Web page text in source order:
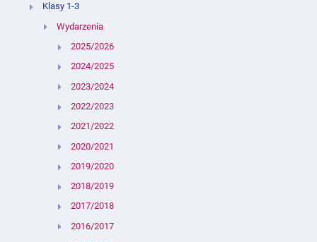
Klasy 1-3
Wydarzenia
2025/2026
2024/2025
2023/2024
2022/2023
2021/2022
2020/2021
2019/2020
2018/2019
2017/2018
2016/2017